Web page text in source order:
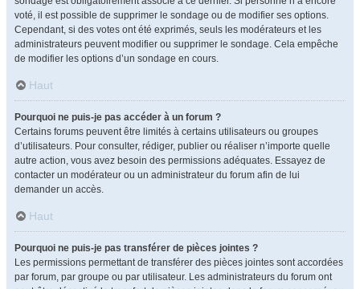
voté, il est possible de supprimer le sondage ou de modifier ses options.
Cependant, si des votes ont été exprimés, seuls les modérateurs et les
administrateurs peuvent modifier ou supprimer le sondage. Cela empêche
de modifier les options d’un sondage en cours.
Haut
Pourquoi ne puis-je pas accéder à un forum ?
Certains forums peuvent être limités à certains utilisateurs ou groupes
d’utilisateurs. Pour consulter, rédiger, publier ou réaliser n’importe quelle
autre action, vous avez besoin des permissions adéquates. Essayez de
contacter un modérateur ou un administrateur du forum afin de lui
demander un accès.
Haut
Pourquoi ne puis-je pas transférer de pièces jointes ?
Les permissions permettant de transférer des pièces jointes sont accordées
par forum, par groupe ou par utilisateur. Les administrateurs du forum ont